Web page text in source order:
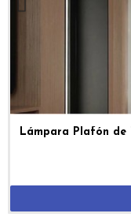
Lámpara Plafón de